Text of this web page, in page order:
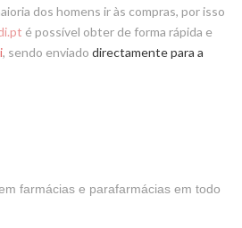
dos homens ir às compras, por isso
é possível obter de forma rápida e
, sendo enviado directamentepara a
farmácias e parafarmácias em todo